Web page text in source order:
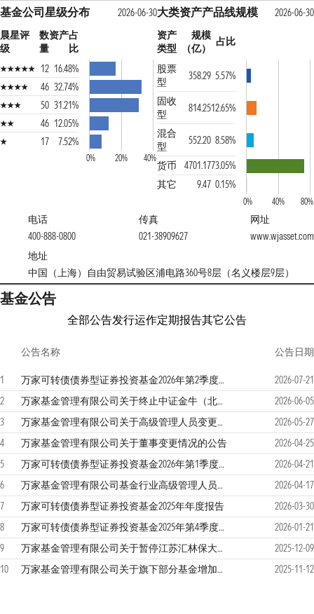
基金公司星级分布
2026-06-30
晨星评
级
数
量
资产占
比
12 16.48%
46 32.74%
50 31.21%
46 12.05%
17
7.52%
0% 20% 40%
大类资产产品线规模
2026-06-30
资产
类型
规模
（亿）
占比
股票
型
358.29 5.57%
固收
型
814.2512.65%
混合
型
552.20 8.58%
货币
4701.1773.05%
其它
9.47 0.15%
0% 40% 80%
电话
400-888-0800
传真
021-38909627
网址
www.wjasset.com
地址
中国（上海）自由贸易试验区浦电路360号8层（名义楼层9层）
基金公告
全部公告发行运作定期报告其它公告
公告名称 公告日期
1 万家可转债债券型证券投资基金2026年第2季度报告
2026-07-21
2
万家基金管理有限公司关于终止中证金牛（北京）基金销售有限公司办理旗下基金销售业务并为投资者办理相关业务的公告
2026-06-05
3
万家基金管理有限公司关于高级管理人员变更的公告
2026-05-27
4
万家基金管理有限公司关于董事变更情况的公告
2026-04-25
5
万家可转债债券型证券投资基金2026年第1季度报告
2026-04-21
6
万家基金管理有限公司基金行业高级管理人员变更公告
2026-04-17
7
万家可转债债券型证券投资基金2025年年度报告
2026-03-30
8
万家可转债债券型证券投资基金2025年第4季度报告
2026-01-21
9
万家基金管理有限公司关于暂停江苏汇林保大基金销售有限公司办理旗下基金相关销售业务的公告
2025-12-09
10
万家基金管理有限公司关于旗下部分基金增加上海国信嘉利基金销售有限公司为销售机构、开通转换和定投业务以及参与费率优惠活动的公告 2025-11-12